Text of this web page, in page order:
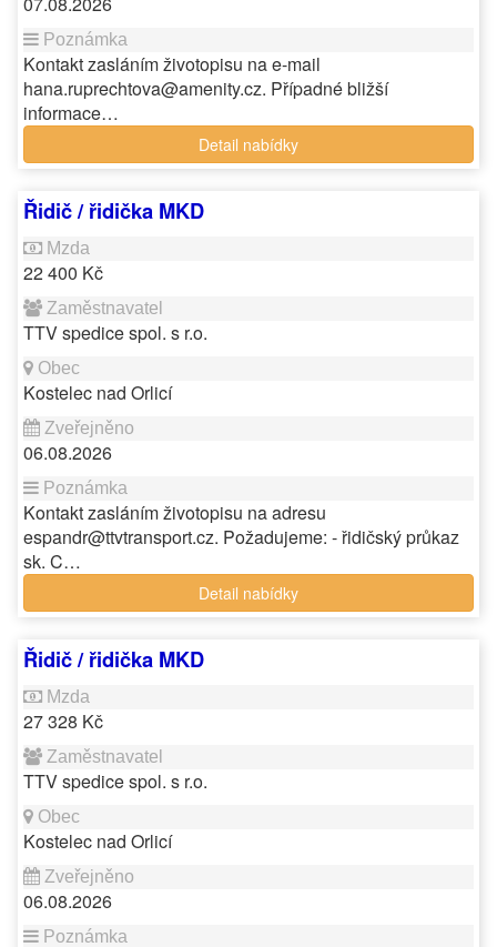
Kontakt zasláním životopisu na e-mail
hana.ruprechtova@amenity.cz. Případné bližší
informace…
Detail nabídky
Řidič / řidička MKD
22 400 Kč
TTV spedice spol. s r.o.
Kostelec nad Orlicí
06.08.2026
Kontakt zasláním životopisu na adresu
espandr@ttvtransport.cz. Požadujeme: - řidičský průkaz
sk. C…
Detail nabídky
Řidič / řidička MKD
27 328 Kč
TTV spedice spol. s r.o.
Kostelec nad Orlicí
06.08.2026